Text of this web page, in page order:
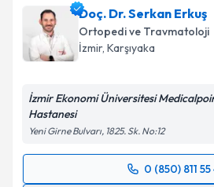
Doç. Dr. Serkan Erkuş
Ortopedi ve Travmatoloji
İzmir, Karşıyaka
İzmir Ekonomi Üniversitesi
Hastanesi
Yeni Girne Bulvarı, 1825. Sk. No:12
0 (850) 811 55
Randevu Takvimi Talebi